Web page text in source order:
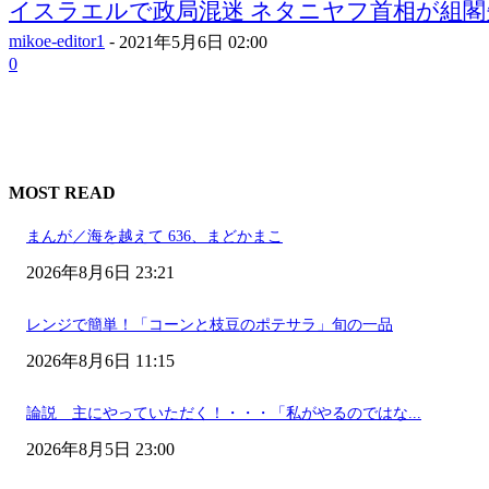
イスラエルで政局混迷 ネタニヤフ首相が組
mikoe-editor1 - 2021年5月6日 02:00
0
MOST READ
まんが／海を越えて 636、まどかまこ
2026年8月6日 23:21
レンジで簡単！「コーンと枝豆のポテサラ」旬の一品
2026年8月6日 11:15
論説 主にやっていただく！・・・「私がやるのではな...
2026年8月5日 23:00